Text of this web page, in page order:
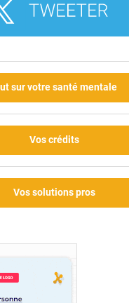
sur votre santé mentale
Vos crédits
Vos solutions pros